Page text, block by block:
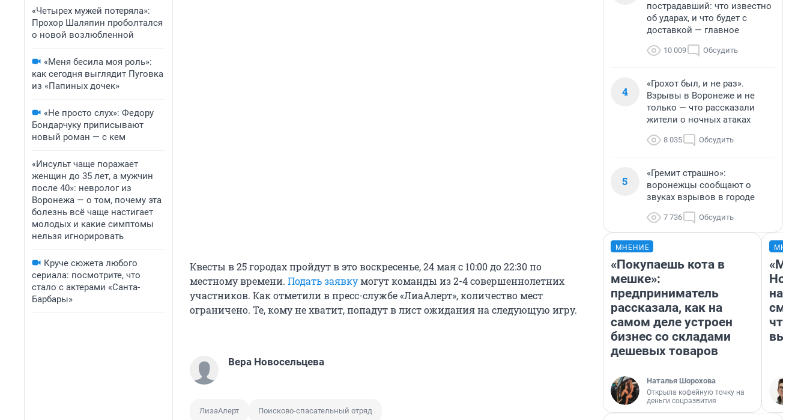
«Четырех мужей потеряла»:
Прохор Шаляпин проболтался
о новой возлюбленной
«Меня бесила моя роль»:
как сегодня выглядит Пуговка
из «Папиных дочек»
«Не просто слух»: Федору
Бондарчуку приписывают
новый роман — с кем
«Инсульт чаще поражает
женщин до 35 лет, а мужчин
после 40»: невролог из
Воронежа — о том, почему эта
болезнь всё чаще настигает
молодых и какие симптомы
нельзя игнорировать
Круче сюжета любого
сериала: посмотрите, что
стало с актерами «Санта-
Барбары»
Квесты в 25 городах пройдут в это воскресенье, 24 мая с 10:00 до 22:30 по
местному времени. Подать заявкумогут команды из 2-4 совершеннолетних
участников. Как отметили в пресс-службе «ЛиаАлерт», количество мест
ограничено. Те, кому не хватит, попадут в лист ожидания на следующую игру.
Вера Новосельцева
ЛизаАлерт Поисково-спасательный отряд
пострадавший: что известно
об ударах, и что будет с
доставкой — главное
10 009 Обсудить
4
«Грохот был, и не раз».
Взрывы в Воронеже и не
только — что рассказали
жители о ночных атаках
8 035 Обсудить
5
«Гремит страшно»:
воронежцы сообщают о
звуках взрывов в городе
7 736 Обсудить
МНЕНИЕ
«Покупаешь кота в
мешке»:
предприниматель
рассказала, как на
самом деле устроен
бизнес со складами
дешевых товаров
Наталья Шорохова
Открыла кофейную точку на
деньги соцразвития
«Мы